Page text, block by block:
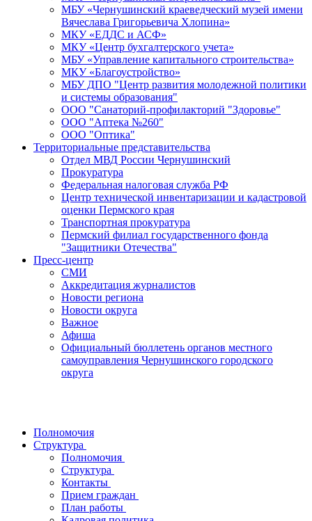
МБУ «Чернушинский краеведческий музей имени
Вячеслава Григорьевича Хлопина»
МКУ «ЕДДС и АСФ»
МКУ «Центр бухгалтерского учета»
МБУ «Управление капитального строительства»
МКУ «Благоустройство»
МБУ ДПО "Центр развития молодежной политики
и системы образования"
ООО "Санаторий-профилакторий "Здоровье"
ООО "Аптека №260"
ООО "Оптика"
Территориальные представительства
Отдел МВД России Чернушинский
Прокуратура
Федеральная налоговая служба РФ
Центр технической инвентаризации и кадастровой
оценки Пермского края
Транспортная прокуратура
Пермский филиал государственного фонда
"Защитники Отечества"
Пресс-центр
СМИ
Аккредитация журналистов
Новости региона
Новости округа
Важное
Афиша
Официальный бюллетень органов местного
самоуправления Чернушинского городского
округа
Полномочия
Структура
Полномочия
Структура
Контакты
Прием граждан
План работы